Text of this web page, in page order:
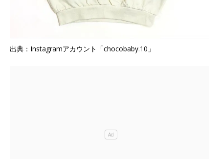
出典：Instagramアカウント「chocobaby.10」